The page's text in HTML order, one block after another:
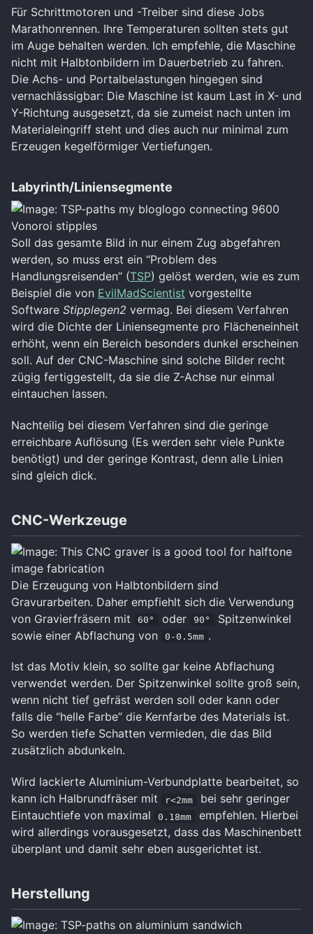
Für Schrittmotoren und -Treiber sind diese Jobs
Marathonrennen. Ihre Temperaturen sollten stets gut
im Auge behalten werden. Ich empfehle, die Maschine
nicht mit Halbtonbildern im Dauerbetrieb zu fahren.
Die Achs- und Portalbelastungen hingegen sind
vernachlässigbar: Die Maschine ist kaum Last in X- und
Y-Richtung ausgesetzt, da sie zumeist nach unten im
Materialeingriff steht und dies auch nur minimal zum
Erzeugen kegelförmiger Vertiefungen.
Labyrinth/Liniensegmente
Soll das gesamte Bild in nur einem Zug abgefahren
werden, so muss erst ein “Problem des
Handlungsreisenden” (TSP) gelöst werden, wie es zum
Beispiel die von EvilMadScientist vorgestellte
Software Stipplegen2 vermag. Bei diesem Verfahren
wird die Dichte der Liniensegmente pro Flächeneinheit
erhöht, wenn ein Bereich besonders dunkel erscheinen
soll. Auf der CNC-Maschine sind solche Bilder recht
zügig fertiggestellt, da sie die Z-Achse nur einmal
eintauchen lassen.
Nachteilig bei diesem Verfahren sind die geringe
erreichbare Auflösung (Es werden sehr viele Punkte
benötigt) und der geringe Kontrast, denn alle Linien
sind gleich dick.
CNC-Werkzeuge
Die Erzeugung von Halbtonbildern sind
Gravurarbeiten. Daher empfiehlt sich die Verwendung
von Gravierfräsern mit
60° oder 90°
Spitzenwinkel
sowie einer Abflachung von
0-0.5mm .
Ist das Motiv klein, so sollte gar keine Abflachung
verwendet werden. Der Spitzenwinkel sollte groß sein,
wenn nicht tief gefräst werden soll oder kann oder
falls die “helle Farbe” die Kernfarbe des Materials ist.
So werden tiefe Schatten vermieden, die das Bild
zusätzlich abdunkeln.
Wird lackierte Aluminium-Verbundplatte bearbeitet, so
kann ich Halbrundfräser mit
r<2mm
bei sehr geringer
Eintauchtiefe von maximal
0.18mm
empfehlen. Hierbei
wird allerdings vorausgesetzt, dass das Maschinenbett
überplant und damit sehr eben ausgerichtet ist.
Herstellung